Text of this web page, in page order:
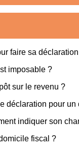
faire sa
imposable ?
sur le revenu ?
déclaration pour
indiquer son
fiscal ?